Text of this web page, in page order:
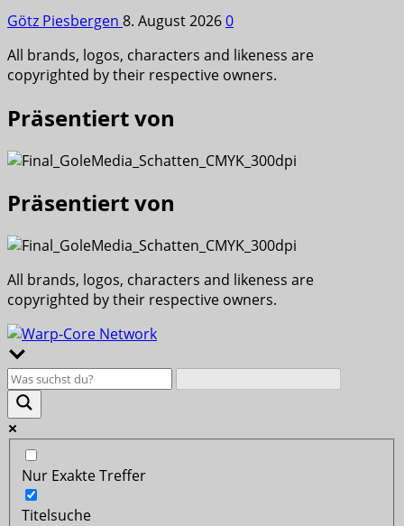
Götz Piesbergen 8. August 20260
All brands, logos, characters and likeness are
copyrighted by their respective owners.
Präsentiert von
Präsentiert von
All brands, logos, characters and likeness are
copyrighted by their respective owners.
Nur Exakte Treffer
Titelsuche